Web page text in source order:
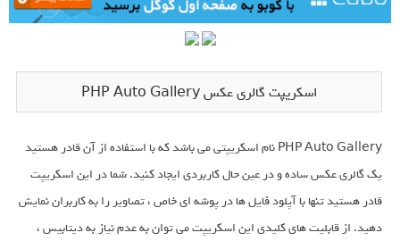
اسکریپت گالری عکس PHP Auto Gallery
PHP Auto Gallery نام اسکریپتی می باشد که با استفاده از آن قادر هستید
یک گالری عکس ساده و در عین حال کاربردی ایجاد کنید. شما در این اسکریپت
قادر هستید تنها با آپلود فایل ها در پوشه ای خاص ، تصاویر را به کاربران نمایش
دهید. از قابلیت های کلیدی این اسکریپت می توان به عدم نیاز به دیتابیس ،